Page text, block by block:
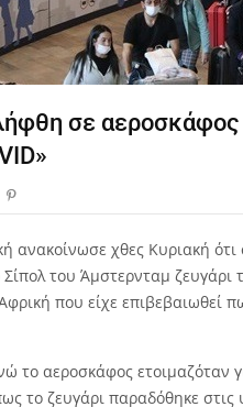
σε
ανακοίνωσε χθες Κυριακή
του Άμστερνταμ
που είχε επιβεβαιωθεί
το αεροσκάφος
το ζευγάρι παραδόθηκε στις